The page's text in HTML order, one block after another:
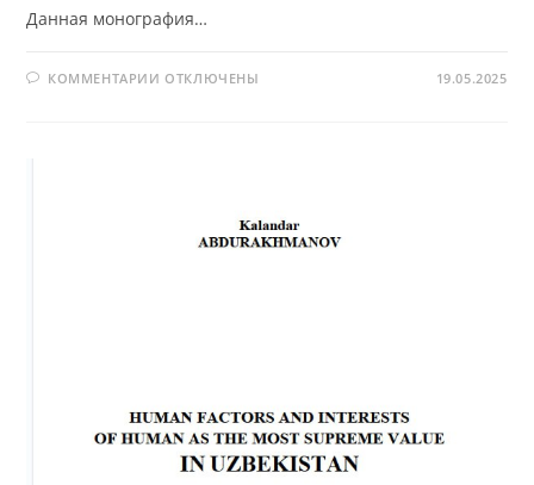
Данная монография…
КОММЕНТАРИИ К
ОТКЛЮЧЕНЫ 19.05.2025